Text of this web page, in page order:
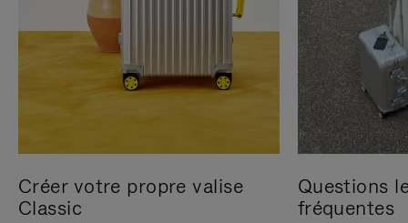
Créer votre propre valise
Classic
Questions
fréquentes